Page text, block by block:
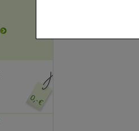
verzichtet werden